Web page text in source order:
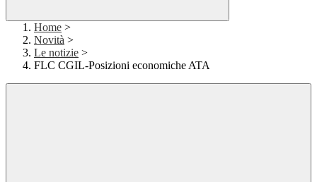
Home >
Novità >
Le notizie >
FLC CGIL-Posizioni economiche ATA